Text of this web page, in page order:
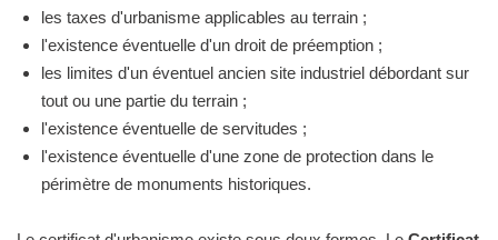
les taxes d'urbanisme applicables au terrain ;
l'existence éventuelle d'un droit de préemption ;
les limites d'un éventuel ancien site industriel débordant sur
tout ou une partie du terrain ;
l'existence éventuelle de servitudes ;
l'existence éventuelle d'une zone de protection dans le
périmètre de monuments historiques.